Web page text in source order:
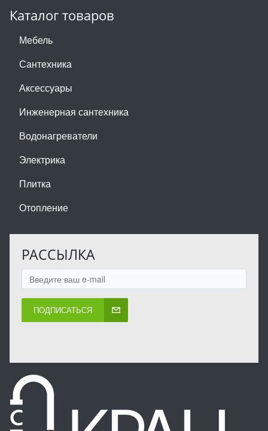
Каталог товаров
Мебель
Сантехника
Аксессуары
Инженерная сантехника
Водонагреватели
Электрика
Плитка
Отопление
РАССЫЛКА
ПОДПИСАТЬСЯ